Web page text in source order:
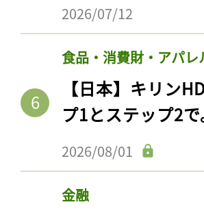
2026/07/12
食品・消費財・アパレ
【日本】キリン
プ1とステップ2
2026/08/01
金融
記事をお
ロ